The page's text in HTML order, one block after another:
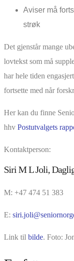
Aviser må
strøk
Det gjenstår mange
lovtekst som må
har hele tiden
fortsette med når
Her kan du finne
hhv Postutvalgets
Kontaktperson:
Siri M L Joli,
M: +47 474 51 383
E:
Link til bilde. Foto: